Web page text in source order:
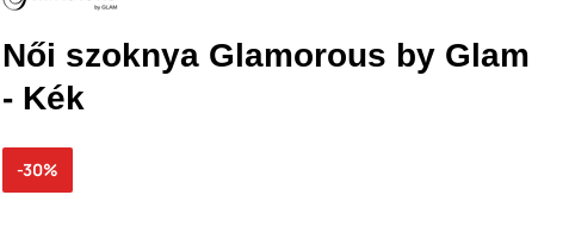
Női szoknya Glamorous by Glam
- Kék
-30%